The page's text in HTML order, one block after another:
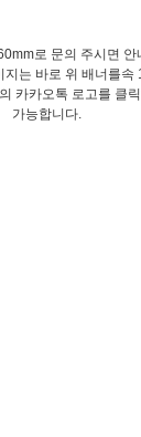
로 문의 주시면
지는 바로 위 배너를속
카카오톡 로고를 클
가능합니다.